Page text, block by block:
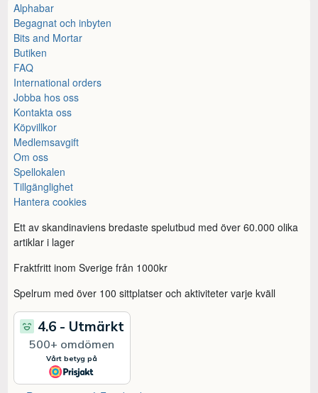
Alphabar
Begagnat och inbyten
Bits and Mortar
Butiken
FAQ
International orders
Jobba hos oss
Kontakta oss
Köpvillkor
Medlemsavgift
Om oss
Spellokalen
Tillgänglighet
Hantera cookies
Ett av skandinaviens bredaste spelutbud med över 60.000 olika
artiklar i lager
Fraktfritt inom Sverige från 1000kr
Spelrum med över 100 sittplatser och aktiviteter varje kväll